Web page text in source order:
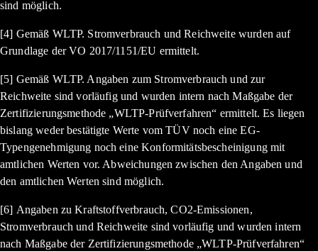
sind möglich.
[4] Gemäß WLTP. Stromverbrauch und Reichweite wurden auf
Grundlage der VO 2017/1151/EU ermittelt.
[5] Gemäß WLTP. Angaben zum Stromverbrauch und zur
Reichweite sind vorläufig und wurden intern nach Maßgabe der
Zertifizierungsmethode „WLTP-Prüfverfahren“ ermittelt. Es liegen
bislang weder bestätigte Werte vom TÜV noch eine EG-
Typengenehmigung noch eine Konformitätsbescheinigung mit
amtlichen Werten vor. Abweichungen zwischen den Angaben und
den amtlichen Werten sind möglich.
[6] Angaben zu Kraftstoffverbrauch, CO2-Emissionen,
Stromverbrauch und Reichweite sind vorläufig und wurden intern
nach Maßgabe der Zertifizierungsmethode „WLTP-Prüfverfahren“